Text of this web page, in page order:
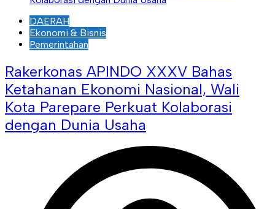
DAERAH
Ekonomi & Bisnis
Pemerintahan
Rakerkonas APINDO XXXV Bahas
Ketahanan Ekonomi Nasional, Wali
Kota Parepare Perkuat Kolaborasi
dengan Dunia Usaha